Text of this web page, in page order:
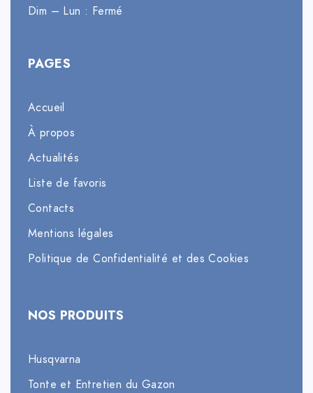
Dim – Lun : Fermé
PAGES
Accueil
À propos
Actualités
Liste de favoris
Contacts
Mentions légales
Politique de Confidentialité et des Cookies
NOS PRODUITS
Husqvarna
Tonte et Entretien du Gazon